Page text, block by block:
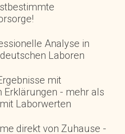
Analyse in
Laboren
mit
Erklärungen - mehr als
Laborwerten
direkt von Zuhause -